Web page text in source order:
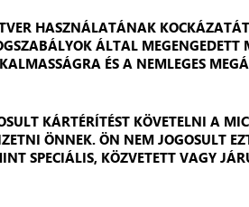
HASZNÁLATÁNAK
ÁLTAL MEGENGEDETT
ÉS A NEMLEGES
KÁRTÉRÍTÉST KÖVETELNI A
ÖNNEK. ÖN NEM JOGOSULT
SPECIÁLIS, KÖZVETETT VAGY